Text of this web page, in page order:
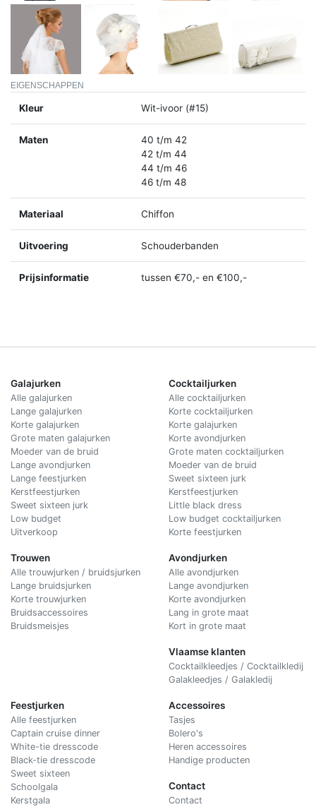
EIGENSCHAPPEN
Kleur Wit-ivoor (#15)
Maten
40 t/m 42
42 t/m 44
44 t/m 46
46 t/m 48
Materiaal Chiffon
Uitvoering Schouderbanden
Prijsinformatie tussen €70,- en €100,-
Galajurken
Alle galajurken
Lange galajurken
Korte galajurken
Grote maten galajurken
Moeder van de bruid
Lange avondjurken
Lange feestjurken
Kerstfeestjurken
Sweet sixteen jurk
Low budget
Uitverkoop
Trouwen
Alle trouwjurken / bruidsjurken
Lange bruidsjurken
Korte trouwjurken
Bruidsaccessoires
Bruidsmeisjes
Cocktailjurken
Alle cocktailjurken
Korte cocktailjurken
Korte galajurken
Korte avondjurken
Grote maten cocktailjurken
Moeder van de bruid
Sweet sixteen jurk
Kerstfeestjurken
Little black dress
Low budget cocktailjurken
Korte feestjurken
Avondjurken
Alle avondjurken
Lange avondjurken
Korte avondjurken
Lang in grote maat
Kort in grote maat
Vlaamse klanten
Cocktailkleedjes / Cocktailkledij
Galakleedjes / Galakledij
Feestjurken
Alle feestjurken
Captain cruise dinner
White-tie dresscode
Black-tie dresscode
Sweet sixteen
Schoolgala
Kerstgala
Accessoires
Tasjes
Bolero's
Heren accessoires
Handige producten
Contact
Contact